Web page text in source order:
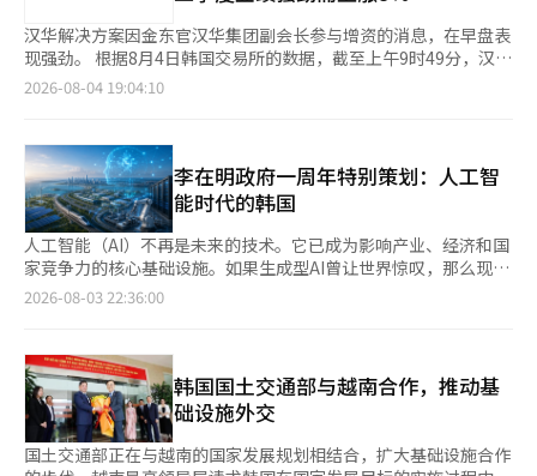
国家核心基础设施，并建立能够迅速调解项目推进过程中出现的冲
突的体系。发电源的构成也应结合核能、可再生能源、天然气发
电、储能系统等各自的优势，以确保稳定性和经济性。重要的是，
能够在任何时间和地点稳定地提供所需的电力。这就是为什么国家
来几十年的电力需求准备是完全不同的问题。随着高温的反复和AI
产业的增长，最大电力需求创下新纪录的可能性在增加。电力网络
是一项国家基础设施，一旦建立便可使用数十年。应对气候变化和
人工智能的挑战，现在需要的不是应急措施，而是重构能够承受气
候变化和产业大转型的国家电力供应网络。※ 本报道经人工智能
（AI）系统翻译与编辑。
及推进太阳能发电项目的必要性，助力项目正常化。 结果，去年
10月该项目被纳入总统主持的‘核心规制合理化战略会议’议程，
11月农业部批准解除农业发展区限制及农地转用许可，最大障碍得
以消除。 经过长时间的停滞，项目终于进入开工阶段，名贤官县
尤其值得注意的是，海宁生产的可再生能源将用于国内领先的半导
体企业的RE100实施。 发电站生产的电力将通过直接电力购买协
议(PPA)供应给SK海力士。这不仅支持企业实现RE100目标，还提
升全球出口竞争力，同时使海宁成为高科技产业所需的可再生能源
供应基地。 太阳能发电设施所需的主要设备将100%使用国产产
品，预计将有助于激活国内太阳能产业及相关产业生态系统。 还
将推进与地方居民共享发电项目收益的共赢模式。 计划向文内面
和黄山面的居民提供发展基金，并在发电站运营的20年内与居民共
该项目不仅在地区内建设大规模发电设施，还将与居民共享发电收
益，并通过基础设施和福利的扩展构建地方共生型可再生能源模
型。 海宁县在国家AI计算中心开工后，国内最大规模的太阳能发电
站也正式启动，迅速扩大与可再生能源及高科技产业相结合的未来
产业基础。 凭借丰富的日照资源和大规模可再生能源生产基础，
升至40.3%。这将导致每年减少的温室气体排放量达到22,155吨，
相当于种植约336万棵30年生的松树。 RE100是由国际非营利组织
气候集团(The Climate Group)和碳信息披露项目(CDP)主导的全
球性活动，始于2014年，旨在推动企业将其使用的电力100%转为
太阳能、风能等可再生能源。 HD建设机械相关人士表示：“扩大
续扩大外部可再生能源采购和自发电，以确保2040年RE100和
2050年碳中和(Net-Zero)目标的顺利实现。” 此外，HD建设机械
在2026年第二季度的营业收入为2兆4342亿韩元，营业利润为
2489亿韩元。※ 本报道经人工智能（AI）系统翻译与编辑。
汉华解决方案因金东官汉华集团副会长参与增资的消息，在早盘表
现强劲。 根据8月4日韩国交易所的数据，截至上午9时49分，汉华
解决方案的股价上涨2150韩元（8.67%），交易价格为26950韩
价稀释的担忧被视为利空消息。然而，此次金副会长的参与被解读
为公司中长期增长的意愿，从而推动了股价上涨。 汉华解决方案
在前一天的公告中表示，金副会长于上月31日通过增资获得了普通
股23153股。因此，其持股从原来的81400股增加至104553股。最
大股东汉华的持股也增加至80357854股，持股比例达到35.61%。
汉华解决方案的业绩改善也支撑了股价。该公司在上月29日公告
称，2026年第二季度的合并营业收入为45826亿韩元，营业利润为
3065亿韩元。营业收入同比增长47.0%，营业利润同比增长
首次。 尤其是可再生能源部门，受益于模块销售价格上涨和开发
资产出售的扩大，营业收入达到24823亿韩元，营业利润为1664亿
韩元，成为业绩改善的主力。化工部门也在产品价格上涨和原材料
采购稳定的基础上，营业收入为14650亿韩元，营业利润为871亿
韩元，实现了连续两个季度的盈利。 证券界对汉华解决方案下半
年业绩改善持乐观态度。想象人证券研究中心的白英灿表示：“上
2026-08-04 19:04:10
李在明政府一周年特别策划：人工智
能时代的韩国
人工智能（AI）不再是未来的技术。它已成为影响产业、经济和国
家竞争力的核心基础设施。如果生成型AI曾让世界惊叹，那么现在
全球正迅速进入一个以机器人、自动驾驶、智能工厂、医疗和物流
从“善用AI的国家”提升到“依靠AI成长的国家”。 进入第二年的
李在明政府将AI视为国家的核心战略。方向是正确的，但现在需要
的不是口号，而是行动。世界主要国家已经通过数百兆韩元的投资
进入AI霸权竞争。美国以民营企业为中心，培育AI生态系统，而中
国则在国家主导下将制造业和整个城市转型为AI基础。中东国家则
2026-08-03 22:36:00
韩国国土交通部与越南合作，推动基
础设施外交
国土交通部正在与越南的国家发展规划相结合，扩大基础设施合作